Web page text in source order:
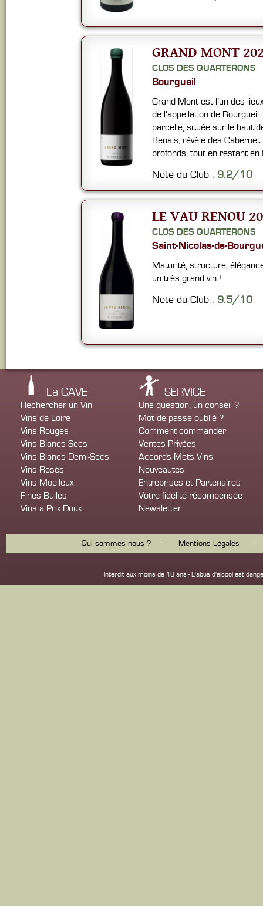
GRAND MONT
CLOS DES QUARTERONS
Bourgueil
Grand Mont est l’un des
de l’appellation de
parcelle, située sur le haut
Benais, révèle des
profonds, tout en restant en
Note du Club : 9.2/10
LE VAU RENOU
CLOS DES QUARTERONS
Saint-Nicolas-de-
Maturité, structure,
un très grand vin !
Note du Club : 9.5/10
La CAVE
Rechercher un Vin
Vins de Loire
Vins Rouges
Vins Blancs Secs
Vins Blancs Demi-Secs
Vins Rosés
Vins Moelleux
Fines Bulles
Vins à Prix Doux
SERVICE
Une question, un conseil ?
Mot de passe oublié ?
Comment commander
Ventes Privées
Accords Mets Vins
Nouveautés
Entreprises et Partenaires
Votre fidélité récompensée
Newsletter
Qui sommes nous ? - Mentions Légales -
Interdit aux moins de 18 ans - L'abus d'alcool est